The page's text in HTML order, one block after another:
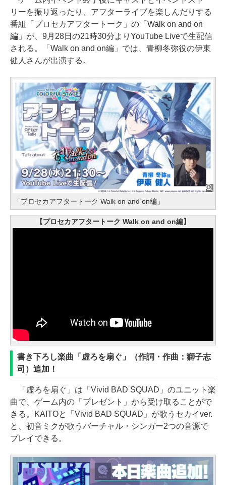
リーを振り返ったり、アフターライブを楽しんだりする
番組「プロセカアフタートーク」の「Walk on and on
編」が、9月28日の21時30分よりYouTube Liveで生配信
される。「Walk on and on編」では、青柳冬弥役の伊東
健人さんが出演する。
「プロセカアフタートーク Walk on and on編」
【プロセカアフタートーク Walk on and on編】
書き下ろし楽曲「虚ろを扇ぐ」（作詞・作曲：獅子志
司）追加！
「虚ろを扇ぐ」は「Vivid BAD SQUAD」のユニット楽
曲で、ゲーム内の「プレゼント」から受け取ることがで
きる。KAITOと「Vivid BAD SQUAD」が歌うセカイver.
と、初音ミクが歌うバーチャル・シンガー2つの音源で
プレイできる。